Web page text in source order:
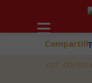
CUT -